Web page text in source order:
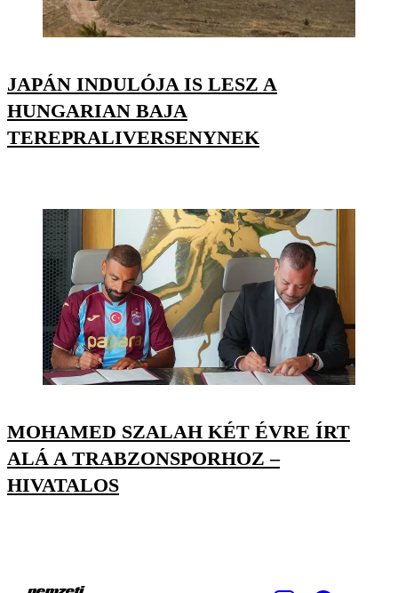
JAPÁN INDULÓJA IS LESZ A
HUNGARIAN BAJA
TEREPRALIVERSENYNEK
MOHAMED SZALAH KÉT ÉVRE ÍRT
ALÁ A TRABZONSPORHOZ –
HIVATALOS